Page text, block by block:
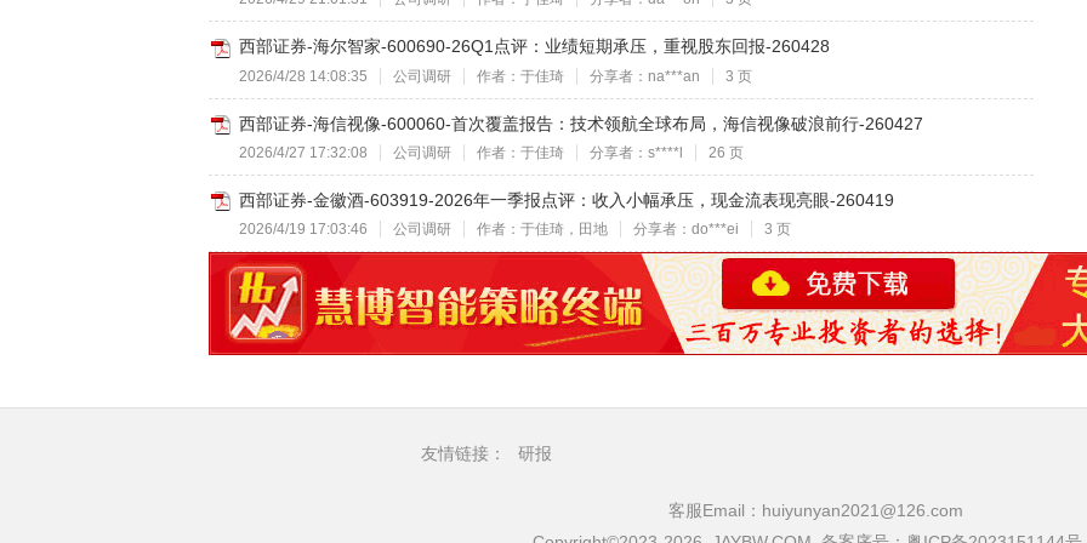
西部证券-海尔智家-600690-26Q1点评：业绩短期承压，重视股东回报-260428
2026/4/28 14:08:35 公司调研 作者：于佳琦 分享者：na***an 3 页
西部证券-海信视像-600060-首次覆盖报告：技术领航全球布局，海信视像破浪前行-260427
2026/4/27 17:32:08 公司调研 作者：于佳琦 分享者：s****l 26 页
西部证券-金徽酒-603919-2026年一季报点评：收入小幅承压，现金流表现亮眼-260419
2026/4/19 17:03:46 公司调研 作者：于佳琦，田地 分享者：do***ei 3 页
友情链接： 研报
客服Email：huiyunyan2021@126.com